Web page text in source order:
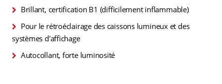
Brillant, certification B1 (difficilement inflammable)
Pour le rétroéclairage des caissons lumineux et des
systèmes d'affichage
Autocollant, forte luminosité